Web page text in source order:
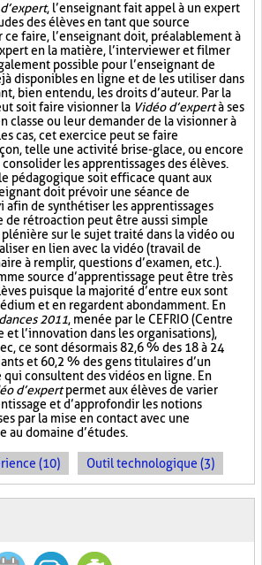
, l’enseignant fait appel à un expert
des élèves en tant que source
ce faire, l’enseignant doit, préalablement à
en la matière, l’interviewer et filmer
possible pour l’enseignant de
disponibles en ligne et de les utiliser dans
bien entendu, les droits d’auteur. Par la
soit faire visionner la Vidéo d’expertà ses
classe ou leur demander de la visionner à
cas, cet exercice peut se faire
telle une activité brise-glace, ou encore
les apprentissages des élèves.
pédagogique soit efficace quant aux
doit prévoir une séance de
afin de synthétiser les apprentissages
de rétroaction peut être aussi simple
plénière sur le sujet traité dans la vidéo ou
en lien avec la vidéo (travail de
à remplir, questions d’examen, etc.).
source d’apprentissage peut être très
puisque la majorité d’entre eux sont
et en regardent abondamment. En
2011, menée par le CEFRIO (Centre
l’innovation dans les organisations),
ce sont désormais 82,6 % des 18 à 24
et 60,2 % des gens titulaires d’un
consultent des vidéos en ligne. En
d’expertpermet aux élèves de varier
et d’approfondir les notions
par la mise en contact avec une
au domaine d’études.
(10) Outil technologique (3)